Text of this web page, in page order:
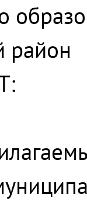
район